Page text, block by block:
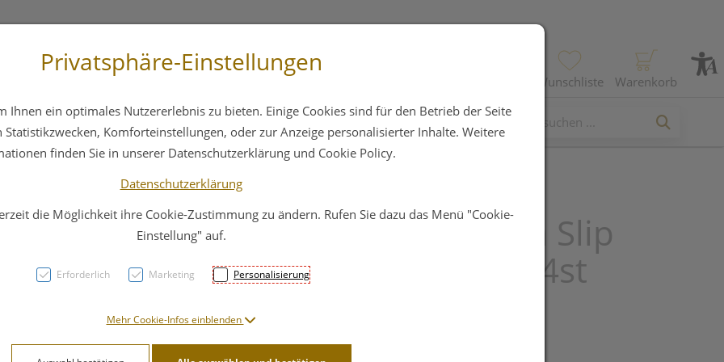
Wunschliste Warenkorb
Hautpflege Familie Nahrungsergänzung
Inkontinenz Tena Slip
Maxi Xl 712144 24st
48,53 EUR
Privatsphäre-Einstellungen
Ihnen ein optimales Nutzererlebnis zu bieten. Einige Cookies sind für den Betrieb der Seite
Komforteinstellungen, oder zur Anzeige personalisierter Inhalte. Weitere
finden Sie in unserer Datenschutzerklärung und Cookie Policy.
Datenschutzerklärung
die Möglichkeit ihre Cookie-Zustimmung zu ändern. Rufen Sie dazu das Menü "Cookie-
Einstellung" auf.
Erforderlich Marketing Personalisierung
Mehr Cookie-Infos einblenden